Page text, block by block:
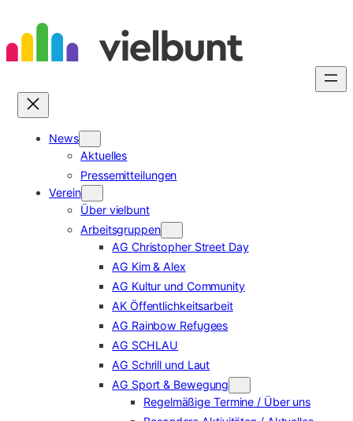
Inhalt
springen
News
Aktuelles
Pressemitteilungen
Verein
Über vielbunt
Arbeitsgruppen
AG Christopher Street Day
AG Kim & Alex
AG Kultur und Community
AK Öffentlichkeitsarbeit
AG Rainbow Refugees
AG SCHLAU
AG Schrill und Laut
AG Sport & Bewegung
Regelmäßige Termine / Über uns